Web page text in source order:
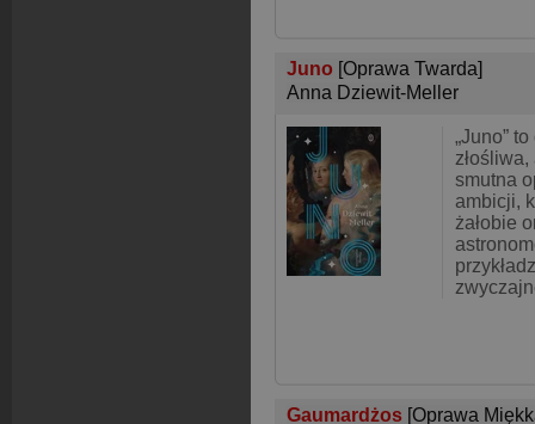
Juno [Oprawa Twarda]
Anna Dziewit-Meller
„Juno”
smutna
ambicji,
żałobie
Gaumardżos [Oprawa